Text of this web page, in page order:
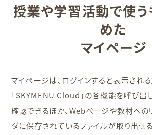
授業や学習活動で使う
めた
マイページ
マイページは、ログインすると表示される
「SKYMENU Cloud」の各機能を呼び出
確認できるほか、Webページや教材への
ダに保存されているファイルが取り出せ